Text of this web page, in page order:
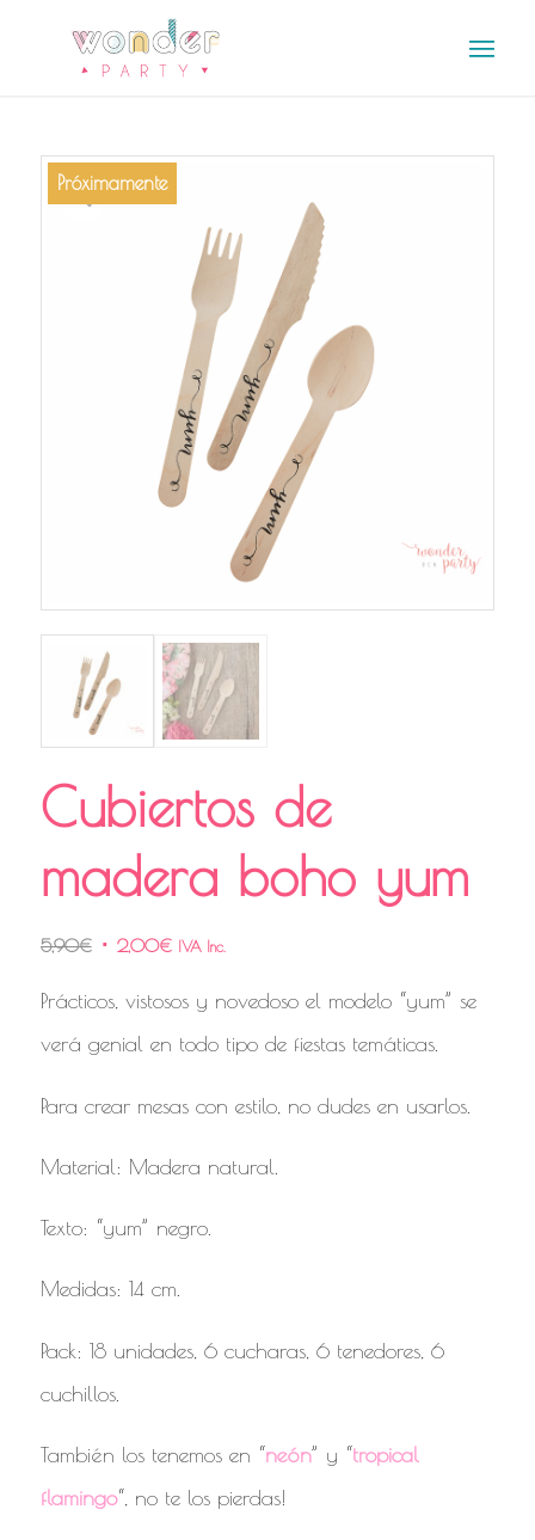
Próximamente
Cubiertos de
madera boho yum
5,90€ 2,00€ IVA Inc.
Prácticos, vistosos y novedoso el modelo “yum” se
verá genial en todo tipo de fiestas temáticas.
Para crear mesas con estilo, no dudes en usarlos.
Material: Madera natural.
Texto: “yum” negro.
Medidas: 14 cm.
Pack: 18 unidades, 6 cucharas, 6 tenedores, 6
cuchillos.
También los tenemos en “neón” y “tropical
flamingo“, no te los pierdas!